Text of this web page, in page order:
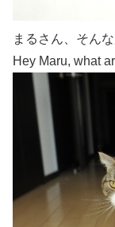
まるさん、そん
Hey Maru, what